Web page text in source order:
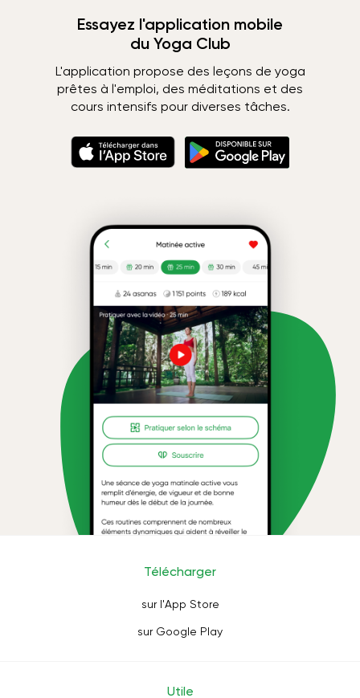
Essayez l'application mobile
du Yoga Club
L'application propose des leçons de yoga
prêtes à l'emploi, des méditations et des
cours intensifs pour diverses tâches.
Télécharger
sur l'App Store
sur Google Play
Utile